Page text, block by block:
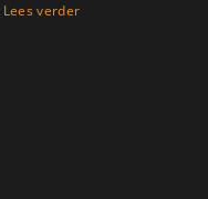
Lees verder